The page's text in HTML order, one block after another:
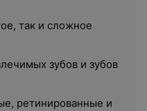
так и сложное
зубов и зубов
ретинированные и